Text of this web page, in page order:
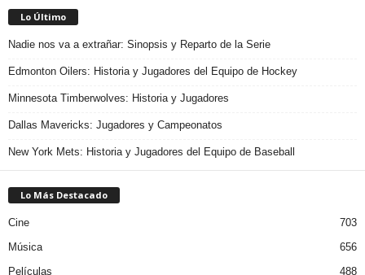
Lo Último
Nadie nos va a extrañar: Sinopsis y Reparto de la Serie
Edmonton Oilers: Historia y Jugadores del Equipo de Hockey
Minnesota Timberwolves: Historia y Jugadores
Dallas Mavericks: Jugadores y Campeonatos
New York Mets: Historia y Jugadores del Equipo de Baseball
Lo Más Destacado
Cine
703
Música
656
Películas
488